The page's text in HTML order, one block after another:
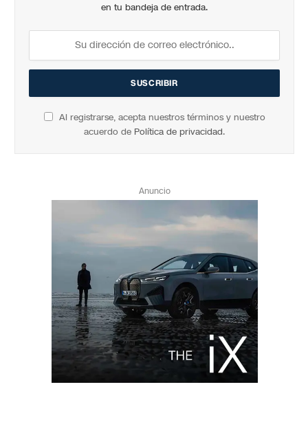
en tu bandeja de entrada.
Al registrarse, acepta nuestros términos y nuestro
acuerdo de Política de privacidad.
Anuncio